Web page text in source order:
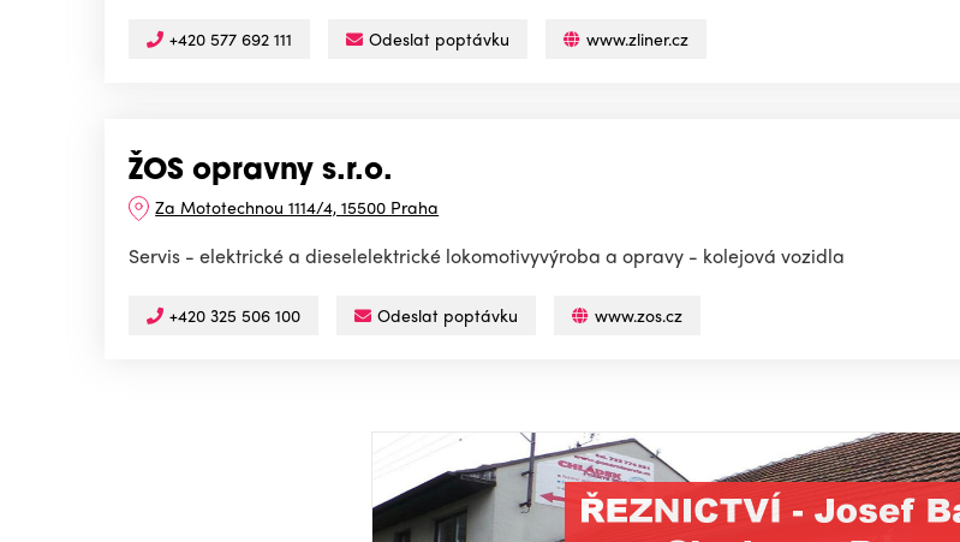
+420 577 692 111 Odeslat poptávku www.zliner.cz
ŽOS opravny s.r.o.
Za Mototechnou 1114/4, 15500 Praha
Servis - elektrické a dieselelektrické lokomotivyvýroba a opravy - kolejová vozidla
+420 325 506 100 Odeslat poptávku www.zos.cz